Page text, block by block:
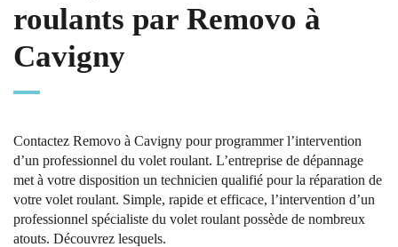
roulants par Removo à
Cavigny
Contactez Removo à Cavigny pour programmer l’intervention
d’un professionnel du volet roulant. L’entreprise de dépannage
met à votre disposition un technicien qualifié pour la réparation de
votre volet roulant. Simple, rapide et efficace, l’intervention d’un
professionnel spécialiste du volet roulant possède de nombreux
atouts. Découvrez lesquels.